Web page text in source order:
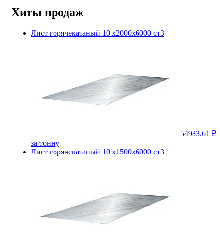
Хиты продаж
Лист горячекатаный 10 х2000х6000 ст3
54983.61 ₽
за тонну
Лист горячекатаный 10 х1500х6000 ст3